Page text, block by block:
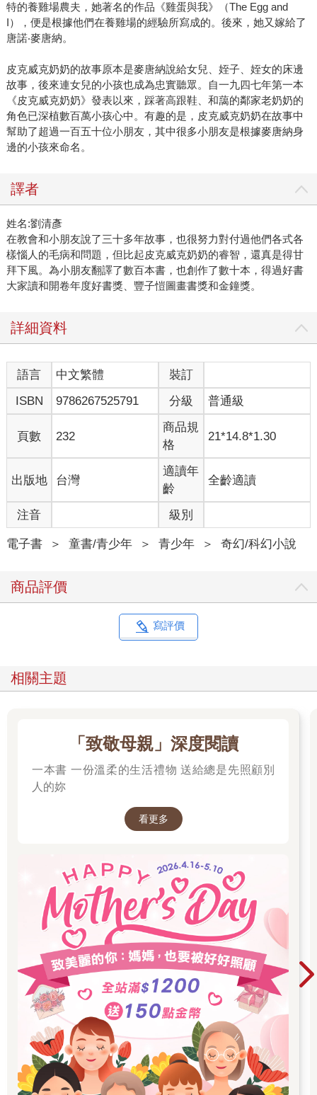
特的養雞場農夫，她著名的作品《雞蛋與我》（The Egg and
I），便是根據他們在養雞場的經驗所寫成的。後來，她又嫁給了
唐諾‧麥唐納。
皮克威克奶奶的故事原本是麥唐納說給女兒、姪子、姪女的床邊
故事，後來連女兒的小孩也成為忠實聽眾。自一九四七年第一本
《皮克威克奶奶》發表以來，踩著高跟鞋、和藹的鄰家老奶奶的
角色已深植數百萬小孩心中。有趣的是，皮克威克奶奶在故事中
幫助了超過一百五十位小朋友，其中很多小朋友是根據麥唐納身
邊的小孩來命名。
譯者
姓名:劉清彥
在教會和小朋友說了三十多年故事，也很努力對付過他們各式各
樣惱人的毛病和問題，但比起皮克威克奶奶的睿智，還真是得甘
拜下風。為小朋友翻譯了數百本書，也創作了數十本，得過好書
大家讀和開卷年度好書獎、豐子愷圖畫書獎和金鐘獎。
詳細資料
語言 中文繁體
裝訂
ISBN
9786267525791 分級 普通級
頁數 232
商品規
格
21*14.8*1.30
出版地 台灣
適讀年
齡
全齡適讀
注音 級別
電子書 ＞ 童書/青少年 ＞ 青少年 ＞ 奇幻/科幻小說
商品評價
寫評價
相關主題
「致敬母親」深度閱讀
一本書 一份溫柔的生活禮物 送給總是先照顧別
人的妳
看更多